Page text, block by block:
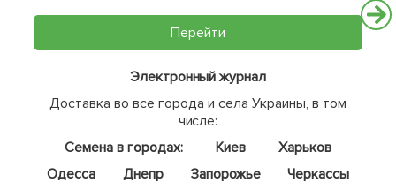
Перейти
Электронный журнал
Доставка во все города и села Украины, в том
числе:
Семена в городах:
Киев
Харьков
Одесса
Днепр Запорожье
Черкассы